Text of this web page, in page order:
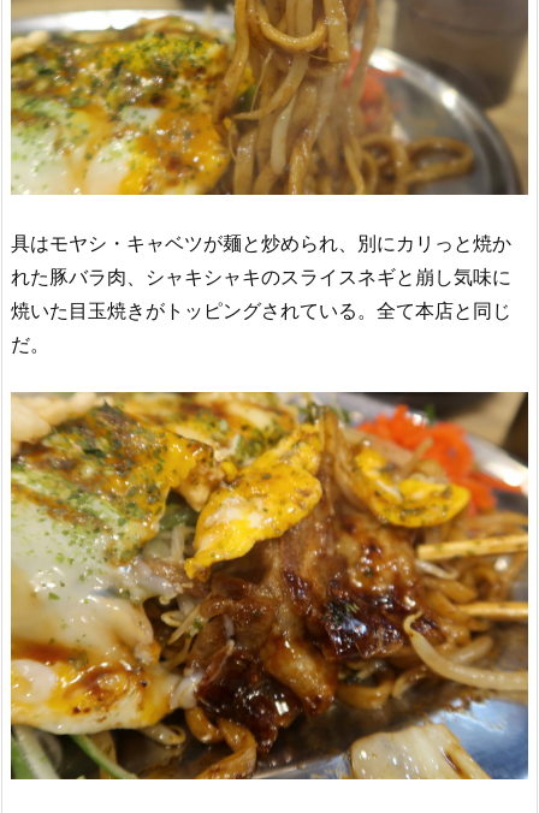
具はモヤシ・キャベツが麺と炒められ、別にカリっと焼か
れた豚バラ肉、シャキシャキのスライスネギと崩し気味に
焼いた目玉焼きがトッピングされている。全て本店と同じ
だ。